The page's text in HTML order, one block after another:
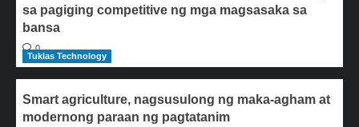
sa pagiging competitive ng mga magsasaka sa
bansa
0
Tuklas Technology
Smart agriculture, nagsusulong ng maka-agham at
modernong paraan ng pagtatanim